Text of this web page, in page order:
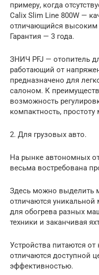
примеру, когда
Calix Slim Line 800W —
отличающийся высоким
Гарантия — 3 года.
ЗНИЧ PFJ — отопитель
работающий от
предназначено для
салоном. К
возможность
компактность,
2. Для грузовых авто.
На рынке автономных
весьма востребована
Здесь можно выделить
отличаются
для обогрева разных
техники и заканчивая
Устройства питаются
отличаются доступной
эффективностью.